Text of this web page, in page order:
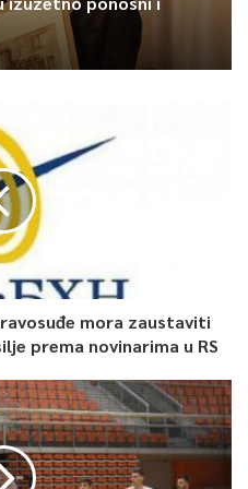
Švedske Nielsen Tove,
dok u sveukupnom
navodi se u priopćenju.
Rating
mora zaustaviti
prema novinarima u RS